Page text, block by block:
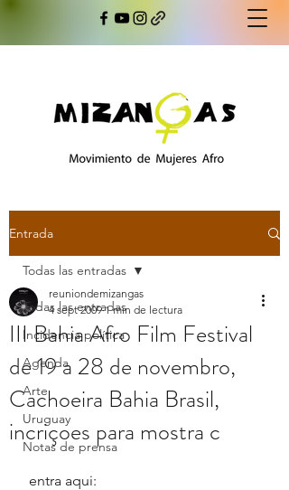
Entrada
Todas las entradas
Incidencia política
Agenda
Arte
Uruguay
Notas de prensa
Todas las entradas
III Bahia Afro Film Festival
de 19 a 28 de novembro,
Cachoeira Bahia Brasil,
incriçoes para mostra c
reuniondemizangas
4 sept 2009 1 min de lectura
entra aqui: